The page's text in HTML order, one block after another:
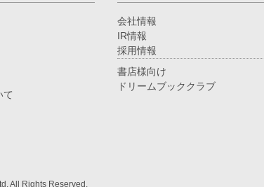
て
会社情報
IR情報
採用情報
書店様向け
ドリームブッククラブ
All Rights Reserved.